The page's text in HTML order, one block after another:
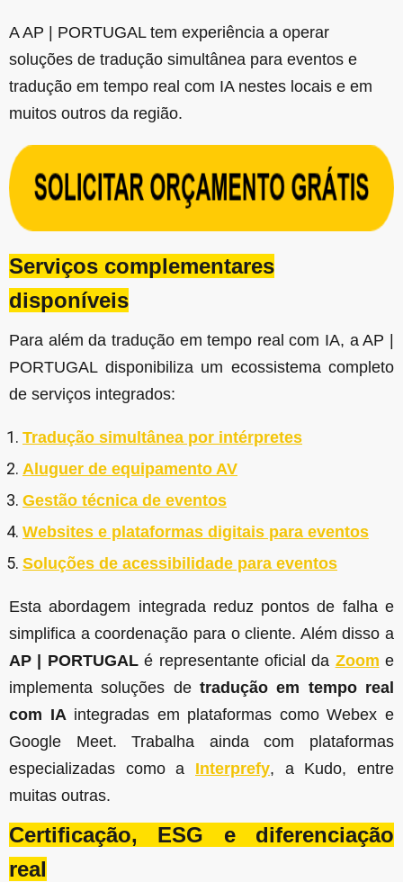
A AP | PORTUGAL tem experiência a operar
soluções de tradução simultânea para eventos e
tradução em tempo real com IA nestes locais e em
muitos outros da região.
Serviços complementares
disponíveis
Para além da tradução em tempo real com IA, a AP |
PORTUGAL disponibiliza um ecossistema completo
de serviços integrados:
Tradução simultânea por intérpretes
Aluguer de equipamento AV
Gestão técnica de eventos
Websites e plataformas digitais para eventos
Soluções de acessibilidade para eventos
Esta abordagem integrada reduz pontos de falha e
simplifica a coordenação para o cliente. Além disso a
AP | PORTUGALé representante oficial da Zoom e
implementa soluções de tradução em tempo real
com IAintegradas em plataformas como Webex e
Google Meet. Trabalha ainda com plataformas
especializadas como a Interprefy, a Kudo, entre
muitas outras.
Certificação, ESG e diferenciação
real